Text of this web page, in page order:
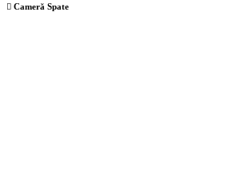
Cameră Spate